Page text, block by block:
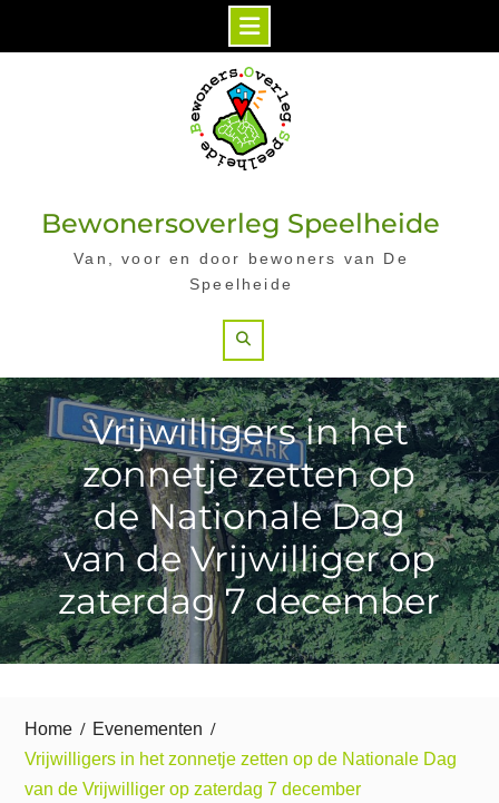
Bewonersoverleg Speelheide
Van, voor en door bewoners van De
Speelheide
Vrijwilligers in het
zonnetje zetten op
de Nationale Dag
van de Vrijwilliger op
zaterdag 7 december
Home
Evenementen
Vrijwilligers in het zonnetje zetten op de Nationale Dag
van de Vrijwilliger op zaterdag 7 december